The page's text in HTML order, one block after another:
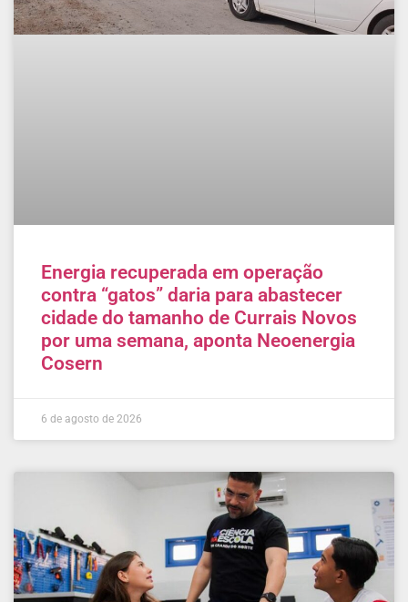
Energia recuperada em operação
contra “gatos” daria para abastecer
cidade do tamanho de Currais Novos
por uma semana, aponta Neoenergia
Cosern
6 de agosto de 2026